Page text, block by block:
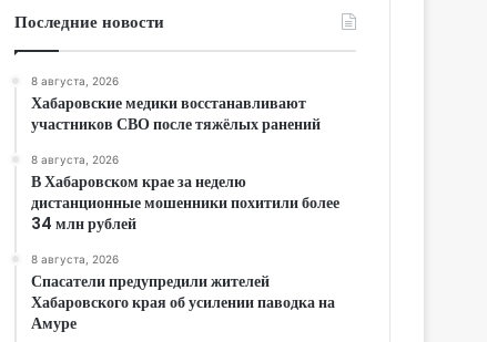
Последние новости
8 августа, 2026
Хабаровские медики восстанавливают
участников СВО после тяжёлых ранений
8 августа, 2026
В Хабаровском крае за неделю
дистанционные мошенники похитили более
34 млн рублей
8 августа, 2026
Спасатели предупредили жителей
Хабаровского края об усилении паводка на
Амуре